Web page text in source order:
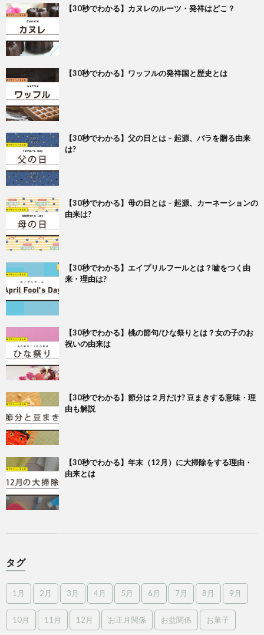
【30秒でわかる】カヌレのルーツ・発祥はどこ？
【30秒でわかる】ワッフルの発祥国と歴史とは
【30秒でわかる】父の日とは – 起源、バラを贈る由来
は?
【30秒でわかる】母の日とは – 起源、カーネーションの
由来は?
【30秒でわかる】エイプリルフールとは？嘘をつく由
来・理由は?
【30秒でわかる】桃の節句/ひな祭りとは？女の子のお
祝いの由来は
【30秒でわかる】節分は２月だけ? 豆まきする意味・理
由も解説
【30秒でわかる】年末（12月）に大掃除をする理由・
由来とは
タグ
1月 2月 3月 4月 5月 6月 7月 8月 9月
10月 11月 12月 お正月関係 お盆関係 お菓子